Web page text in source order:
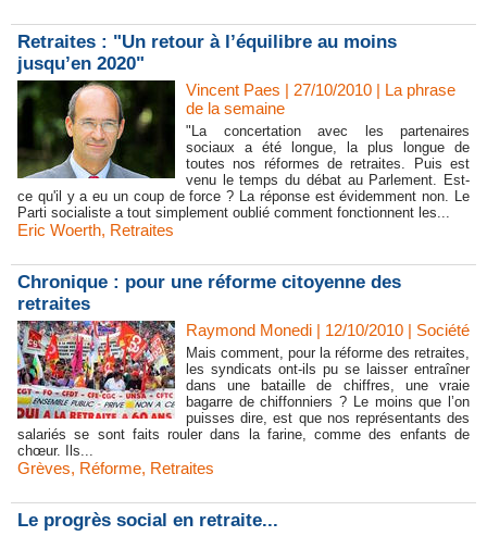
Retraites : "Un retour à l’équilibre au moins
jusqu’en 2020"
Vincent Paes | 27/10/2010 | La phrase
de la semaine
"La concertation avec les partenaires
sociaux a été longue, la plus longue de
toutes nos réformes de retraites. Puis est
venu le temps du débat au Parlement. Est-
ce qu'il y a eu un coup de force ? La réponse est évidemment non. Le
Parti socialiste a tout simplement oublié comment fonctionnent les...
Eric Woerth, Retraites
Chronique : pour une réforme citoyenne des
retraites
Raymond Monedi | 12/10/2010 | Société
Mais comment, pour la réforme des retraites,
les syndicats ont-ils pu se laisser entraîner
dans une bataille de chiffres, une vraie
bagarre de chiffonniers ? Le moins que l’on
puisses dire, est que nos représentants des
salariés se sont faits rouler dans la farine, comme des enfants de
chœur. Ils...
Grèves, Réforme, Retraites
Le progrès social en retraite...